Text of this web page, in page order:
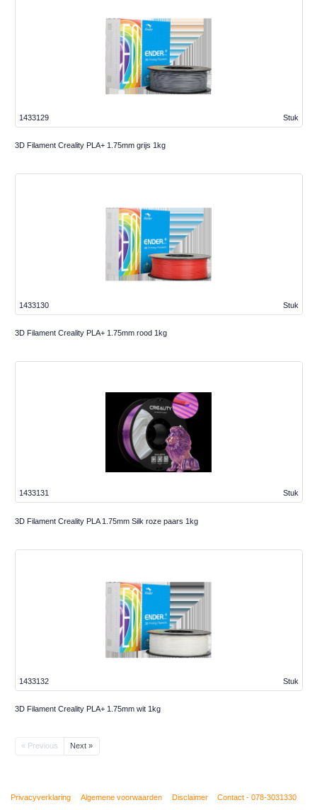
Stuk
1433129
3D Filament Creality PLA+ 1.75mm grijs 1kg
Stuk
1433130
3D Filament Creality PLA+ 1.75mm rood 1kg
Stuk
1433131
3D Filament Creality PLA 1.75mm Silk roze paars 1kg
Stuk
1433132
3D Filament Creality PLA+ 1.75mm wit 1kg
« Previous Next »
Privacyverklaring Algemene voorwaarden Disclaimer Contact - 078-3031330